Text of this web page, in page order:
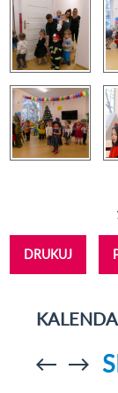
Strony
DRUKUJ
Przejdź do